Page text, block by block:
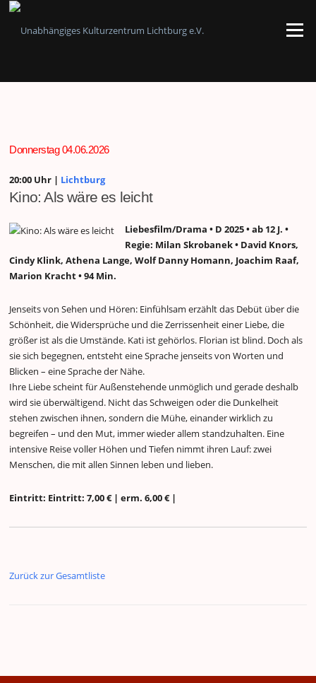
Zum
springen
Menü
Donnerstag 04.06.2026
20:00 Uhr | Lichtburg
Kino: Als wäre es leicht
Liebesfilm/Drama • D 2025 • ab 12 J. •
Regie: Milan Skrobanek • David Knors,
Cindy Klink, Athena Lange, Wolf Danny Homann, Joachim Raaf,
Marion Kracht • 94 Min.
Jenseits von Sehen und Hören: Einfühlsam erzählt das Debüt über die
Schönheit, die Widersprüche und die Zerrissenheit einer Liebe, die
größer ist als die Umstände. Kati ist gehörlos. Florian ist blind. Doch als
sie sich begegnen, entsteht eine Sprache jenseits von Worten und
Blicken – eine Sprache der Nähe.
Ihre Liebe scheint für Außenstehende unmöglich und gerade deshalb
wird sie überwältigend. Nicht das Schweigen oder die Dunkelheit
stehen zwischen ihnen, sondern die Mühe, einander wirklich zu
begreifen – und den Mut, immer wieder allem standzuhalten. Eine
intensive Reise voller Höhen und Tiefen nimmt ihren Lauf: zwei
Menschen, die mit allen Sinnen leben und lieben.
Eintritt: Eintritt: 7,00 € | erm. 6,00 € |
Zurück zur Gesamtliste